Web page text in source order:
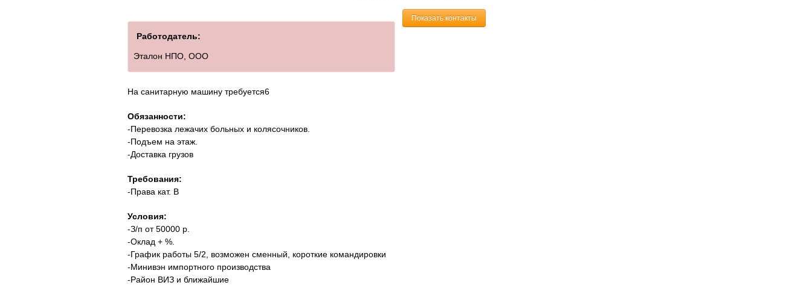
Работодатель:
Эталон НПО, ООО
На санитарную машину требуется6
Обязанности:
-Перевозка лежачих больных и колясочников.
-Подъем на этаж.
-Доставка грузов
Требования:
-Права кат. В
Условия:
-З/п от 50000 р.
-Оклад + %.
-График работы 5/2, возможен сменный, короткие командировки
-Минивэн импортного производства
-Район ВИЗ и ближайшие
Показать контакты